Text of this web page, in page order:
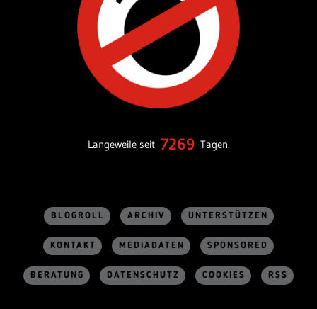
Langeweile seit 7269 Tagen.
BLOGROLL ARCHIV UNTERSTÜTZEN
KONTAKT MEDIADATEN SPONSORED
BERATUNG DATENSCHUTZ COOKIES RSS